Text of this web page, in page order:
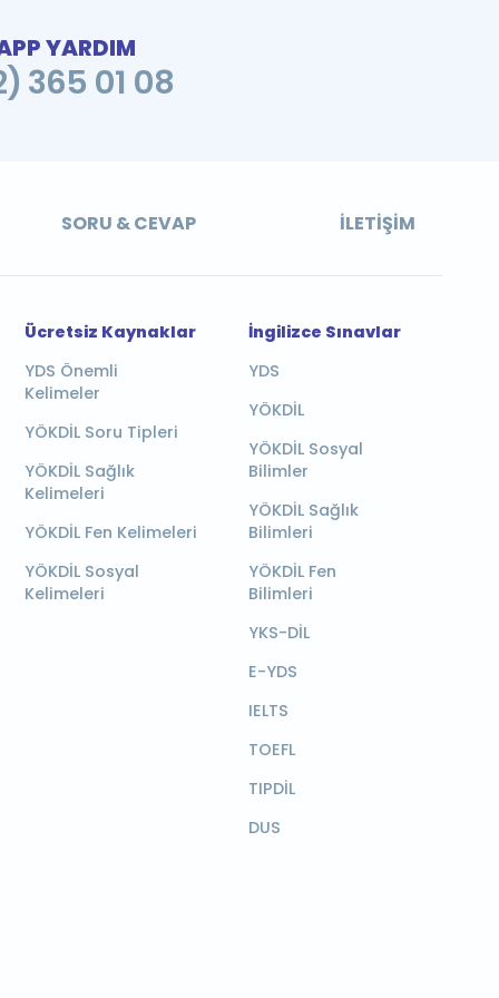
YARDIM
365 01 08
SORU & CEVAP İLETIŞIM
Ücretsiz Kaynaklar
YDS Önemli
Kelimeler
YÖKDİL Soru Tipleri
YÖKDİL Sağlık
Kelimeleri
YÖKDİL Fen Kelimeleri
YÖKDİL Sosyal
Kelimeleri
İngilizce Sınavlar
YDS
YÖKDİL
YÖKDİL Sosyal
Bilimler
YÖKDİL Sağlık
Bilimleri
YÖKDİL Fen
Bilimleri
YKS-DİL
E-YDS
IELTS
TOEFL
TIPDİL
DUS